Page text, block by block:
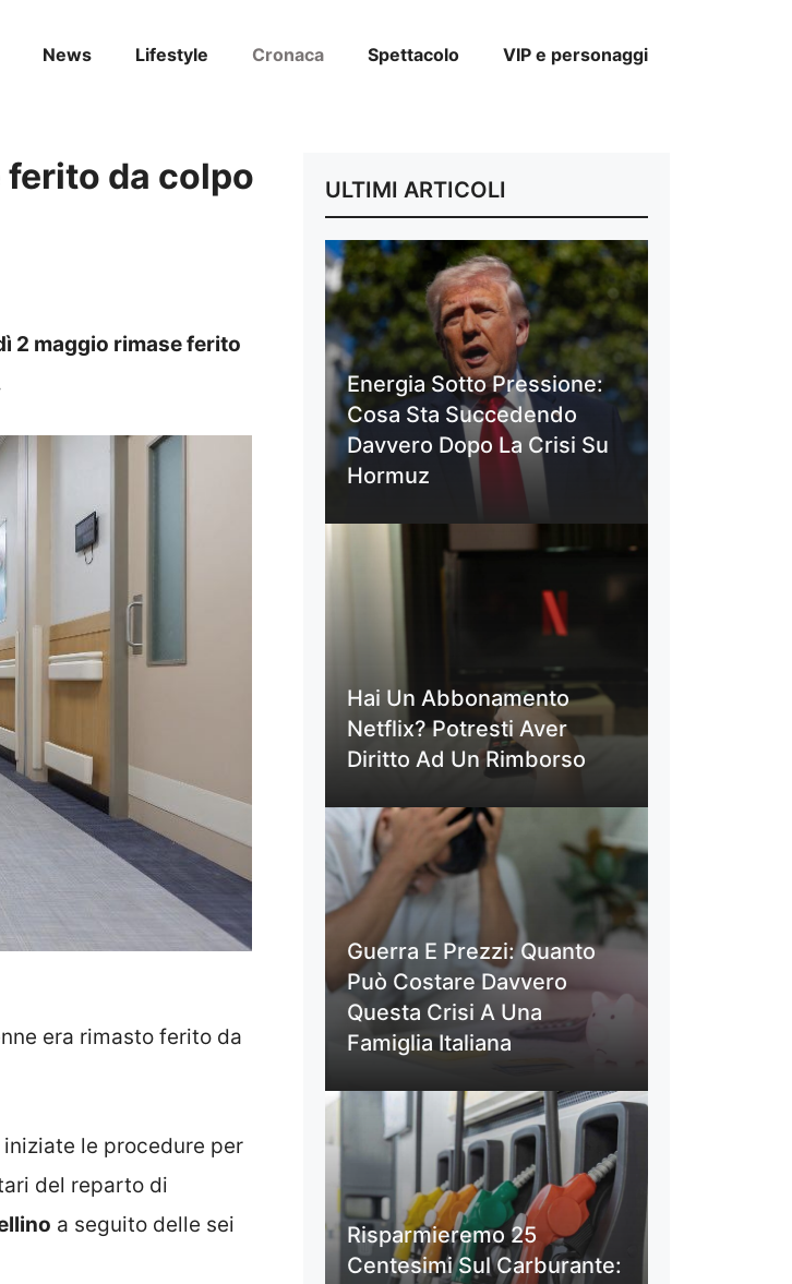
News Lifestyle Cronaca Spettacolo VIP e personaggi
ferito da colpo
2 maggio rimase ferito
era rimasto ferito da
le procedure per
del reparto di
a seguito delle sei
ULTIMI ARTICOLI
Energia Sotto Pressione:
Cosa Sta Succedendo
Davvero Dopo La Crisi Su
Hormuz
Hai Un Abbonamento
Netflix? Potresti Aver
Diritto Ad Un Rimborso
Guerra E Prezzi: Quanto
Può Costare Davvero
Questa Crisi A Una
Famiglia Italiana
Risparmieremo 25
Centesimi Sul Carburante: